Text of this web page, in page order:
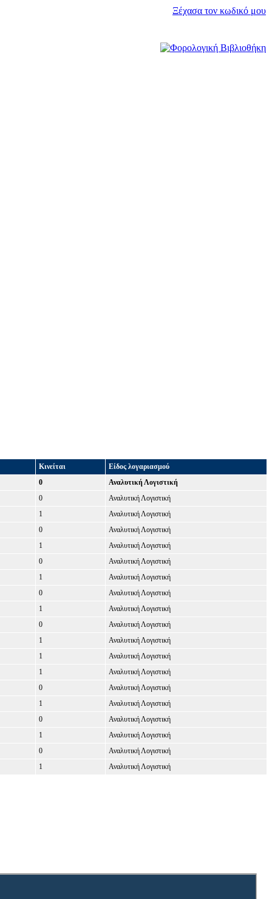
Ξέχασα τον κωδικό μου
Κινείται
Είδος λογαριασμού
0
Αναλυτική Λογιστική
0
Αναλυτική Λογιστική
1
Αναλυτική Λογιστική
0
Αναλυτική Λογιστική
1
Αναλυτική Λογιστική
0
Αναλυτική Λογιστική
1
Αναλυτική Λογιστική
0
Αναλυτική Λογιστική
1
Αναλυτική Λογιστική
0
Αναλυτική Λογιστική
1
Αναλυτική Λογιστική
1
Αναλυτική Λογιστική
1
Αναλυτική Λογιστική
0
Αναλυτική Λογιστική
1
Αναλυτική Λογιστική
0
Αναλυτική Λογιστική
1
Αναλυτική Λογιστική
0
Αναλυτική Λογιστική
1 Αναλυτική Λογιστική